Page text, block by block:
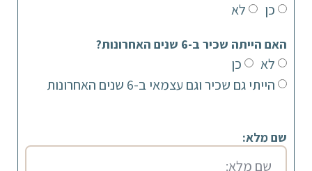
כן לא
האם הייתה שכיר ב-6 שנים האחרונות?
לא
כן
הייתי גם שכיר וגם עצמאי ב-6 שנים האחרונות
שם מלא: